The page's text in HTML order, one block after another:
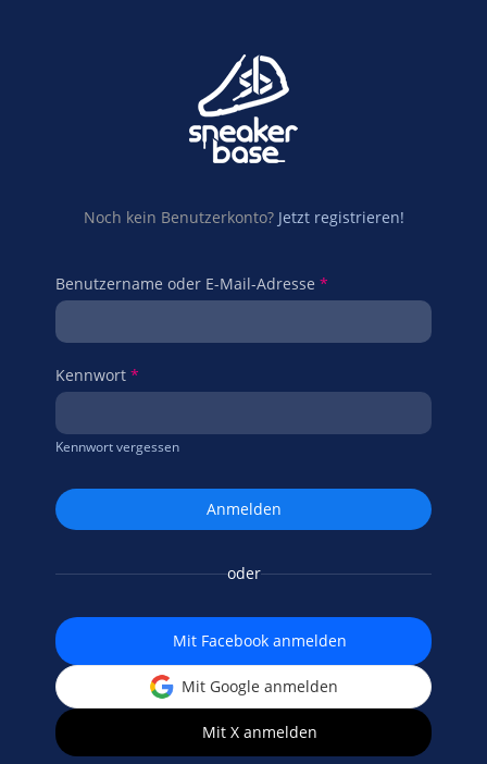
Noch kein Benutzerkonto? Jetzt registrieren!
Benutzername oder E-Mail-Adresse *
Kennwort *
Kennwort vergessen
oder
Mit Facebook anmelden
Mit Google anmelden
Mit X anmelden